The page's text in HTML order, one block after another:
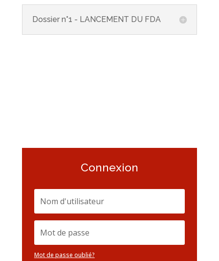
Dossier n°1 - LANCEMENT DU FDA
Connexion
Mot de passe oublié?